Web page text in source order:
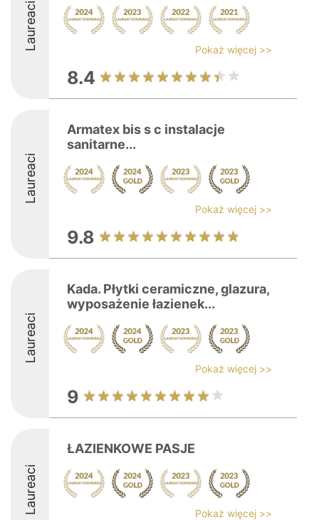
Laureaci Pokaż więcej >>
8.4
Laureaci
Armatex bis s c instalacje
sanitarne...
Pokaż więcej >>
9.8
Laureaci
Kada. Płytki ceramiczne, glazura,
wyposażenie łazienek...
Pokaż więcej >>
9
Laureaci
ŁAZIENKOWE PASJE
Pokaż więcej >>